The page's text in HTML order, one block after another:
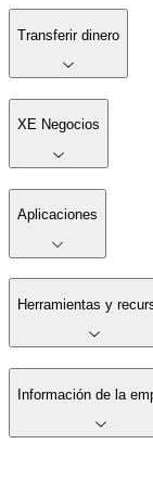
Transferir dinero
XE Negocios
Aplicaciones
Herramientas y
Información de la